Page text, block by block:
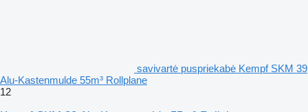
savivartė puspriekabė Kempf SKM 39
Alu-Kastenmulde 55m³ Rollplane
12